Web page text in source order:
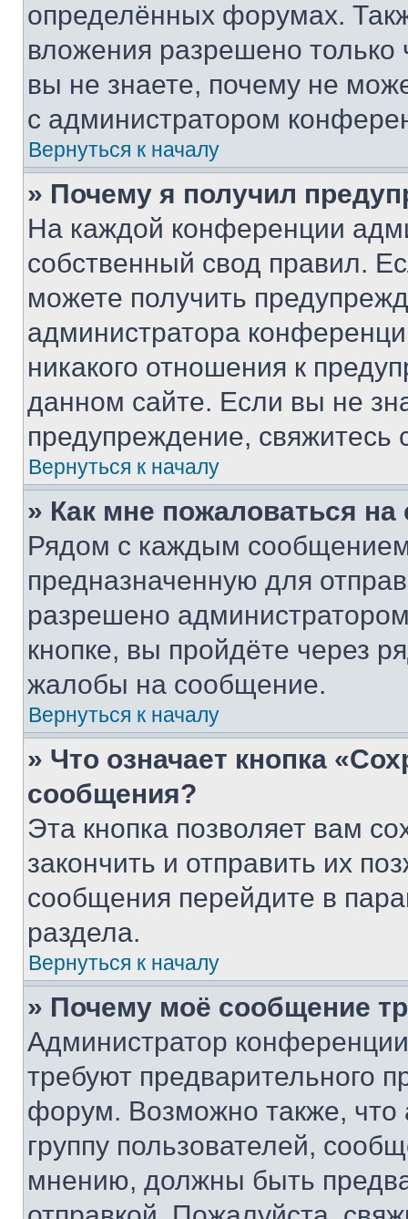
определённых форумах.
вложения разрешено
вы не знаете, почему не
с администратором
Вернуться к началу
» Почему я получил
На каждой конференции
собственный свод правил.
можете получить
администратора
никакого отношения к
данном сайте. Если вы не
предупреждение,
Вернуться к началу
» Как мне пожаловаться
Рядом с каждым сообщением
предназначенную для
разрешено
кнопке, вы пройдёте через
жалобы на сообщение.
Вернуться к началу
» Что означает кнопка
сообщения?
Эта кнопка позволяет вам
закончить и отправить их
сообщения перейдите в
раздела.
Вернуться к началу
» Почему моё сообщение
Администратор
требуют предварительного
форум. Возможно также, что
группу пользователей,
мнению, должны быть